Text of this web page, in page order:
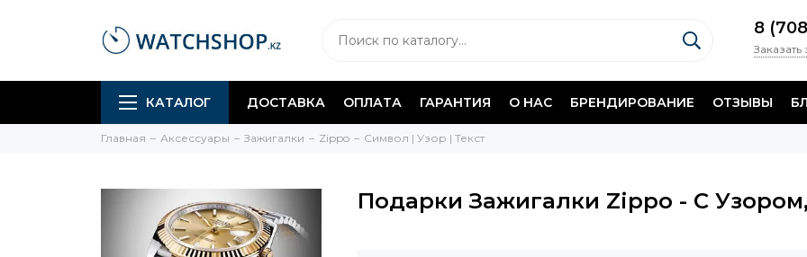
8
КАТАЛОГ ДОСТАВКА ОПЛАТА ГАРАНТИЯ О НАС БРЕНДИРОВАНИЕ ОТЗЫВЫ
Главная Аксессуары Зажигалки Zippo Символ | Узор | Текст
Подарки Зажигалки Zippo - С